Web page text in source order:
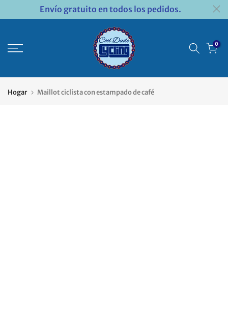
Envío gratuito en todos los pedidos.
0
Hogar Maillot ciclista con estampado de café